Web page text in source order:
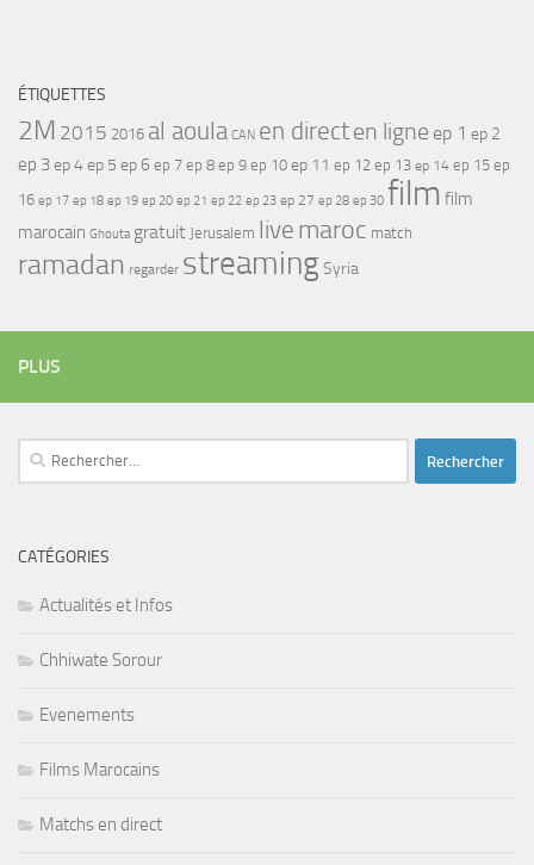
ÉTIQUETTES
2M 2015 2016 al aoula CAN en directen ligne ep 1 ep 2
ep 3ep 4ep 5 ep 6 ep 7 ep 8 ep 9 ep 10 ep 11 ep 12 ep 13 ep 14 ep 15 ep
16 ep 17 ep 18 ep 19 ep 20 ep 21 ep 22 ep 23 ep 27 ep 28 ep 30 film film
marocain Ghouta gratuit Jerusalem live maroc match
ramadan regarder streamingSyria
PLUS
Rechercher :
CATÉGORIES
Actualités et Infos
Chhiwate Sorour
Evenements
Films Marocains
Matchs en direct